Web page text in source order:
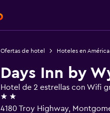
Ofertas de hotel Hoteles en
Days Inn by
Hotel de 2 estrellas con Wifi
2 estrellas
4180 Troy Highway,